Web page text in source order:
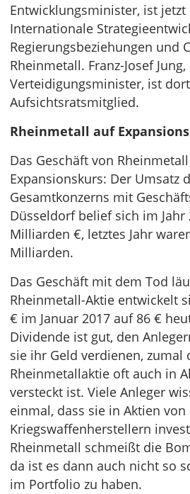
Entwicklungsminister, ist
Internationale
Regierungsbeziehungen und
Rheinmetall. Franz-Josef
Verteidigungsminister, ist dort
Aufsichtsratsmitglied.
Rheinmetall auf
Das Geschäft von
Expansionskurs: Der Umsatz
Gesamtkonzerns mit
Düsseldorf belief sich im Jahr
Milliarden €, letztes Jahr
Milliarden.
Das Geschäft mit dem Tod
Rheinmetall-Aktie entwickelt
€ im Januar 2017 auf 86 €
Dividende ist gut, den
sie ihr Geld verdienen, zumal
Rheinmetallaktie oft auch in
versteckt ist. Viele Anleger
einmal, dass sie in Aktien von
Kriegswaffenherstellern
Rheinmetall schmeißt die
da ist es dann auch nicht so
im Portfolio zu haben.